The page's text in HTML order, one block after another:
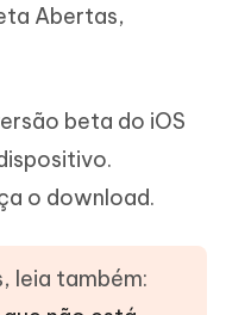
Abertas,
beta do iOS
o download.
leia também: